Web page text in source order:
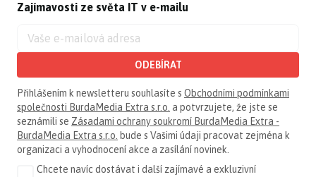
Zajímavosti ze světa IT v e-mailu
ODEBÍRAT
Přihlášením k newsletteru souhlasíte s Obchodními podmínkami
společnosti BurdaMedia Extra s.r.o. a potvrzujete, že jste se
seznámili se Zásadami ochrany soukromí BurdaMedia Extra -
BurdaMedia Extra s.r.o. bude s Vašimi údaji pracovat zejména k
organizaci a vyhodnocení akce a zasílání novinek.
Chcete navíc dostávat i další zajímavé a exkluzivní